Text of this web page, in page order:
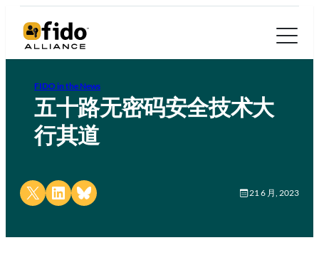
FIDO in the News
五十路无密码安全技术大
行其道
Share on X Share on LinkedIn
Share on Bluesky 21 6 月, 2023